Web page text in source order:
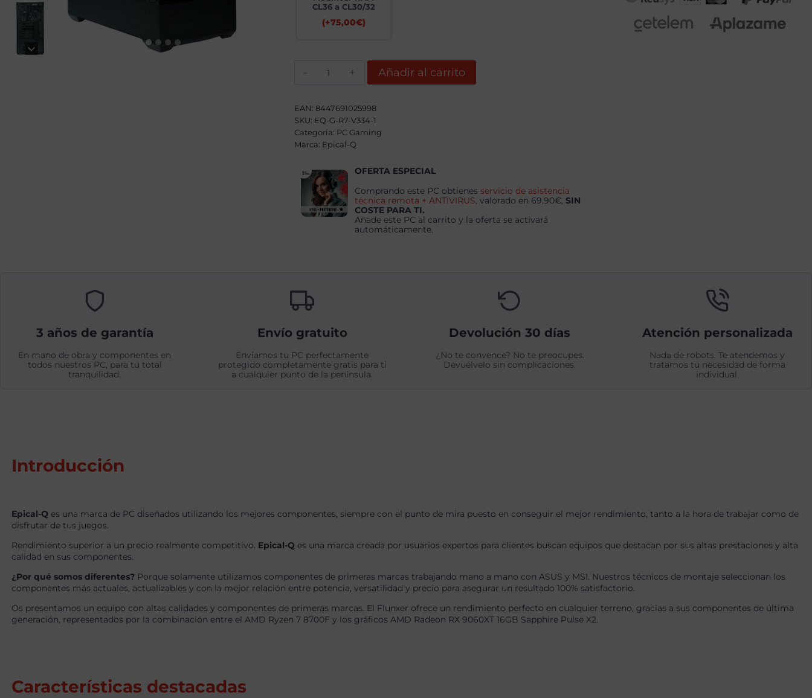
CL36 a CL30/32
(+75,00€)
Ryzen
7
8700F,
32GB,
1TB
NVME,
9060XT
16GB
+
Windows
11
Pro
Añadir al carrito
EAN: 8447691025998
SKU: EQ-G-R7-V334-1
Categoría: PC Gaming
Marca: Epical-Q
OFERTA ESPECIAL
Comprando este PC obtienes servicio de asistencia
técnica remota + ANTIVIRUS, valorado en 69.90€, SIN
COSTE PARA TI.
Añade este PC al carrito y la oferta se activará
automáticamente.
3 años de garantía
En mano de obra y componentes en
todos nuestros PC, para tu total
tranquilidad.
Envío gratuito
Envíamos tu PC perfectamente
protegido completamente gratis para ti
a cualquier punto de la península.
Devolución 30 días
¿No te convence? No te preocupes.
Devuélvelo sin complicaciones.
Atención personalizada
Nada de robots. Te atendemos y
tratamos tu necesidad de forma
individual.
Introducción
Epical-Q es una marca de PC diseñados utilizando los mejores componentes, siempre con el punto de mira puesto en conseguir el mejor rendimiento, tanto a la hora de trabajar como de
disfrutar de tus juegos.
Rendimiento superior a un precio realmente competitivo. Epical-Q es una marca creada por usuarios expertos para clientes buscan equipos que destacan por sus altas prestaciones y alta
calidad en sus componentes.
¿Por qué somos diferentes? Porque solamente utilizamos componentes de primeras marcas trabajando mano a mano con ASUS y MSI. Nuestros técnicos de montaje seleccionan los
componentes más actuales, actualizables y con la mejor relación entre potencia, versatilidad y precio para asegurar un resultado 100% satisfactorio.
Os presentamos un equipo con altas calidades y componentes de primeras marcas. El Flunxer ofrece un rendimiento perfecto en cualquier terreno, gracias a sus componentes de última
generación, representados por la combinación entre el AMD Ryzen 7 8700F y los gráficos AMD Radeon RX 9060XT 16GB Sapphire Pulse X2.
Características destacadas